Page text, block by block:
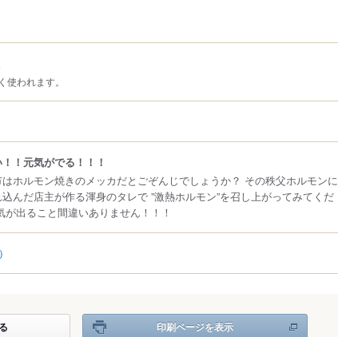
使われます。
！元気がでる！！！
ホルモン焼きのメッカだとごぞんじでしょうか？ その秩父ホルモンに
んだ店主が作る渾身のタレで ”激熱ホルモン”を召し上がってみてくだ
が出ること間違いありません！！！
印刷ページを表示